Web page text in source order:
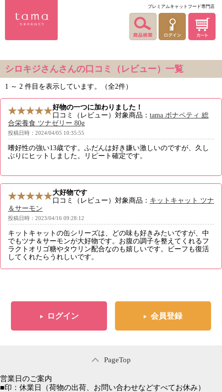
プレミアムキャットフード専門店
シロキジさんさんの口コミ（レビュー）一覧
1 ～ 2 件目を表示しています。（全2件）
好物の一つに加わりました！
口コミ（レビュー）対象商品： tama ボナペティ 総
合栄養食 ツナゼリー 80g
投稿日時：2024/04/05 10:35:55
嗜好性の強い13歳です。ふだんは好き嫌い激しいのですが、久し
ぶりにヒットしました。リピート確定です。
大好物です
口コミ（レビュー）対象商品： キットキャット ツナ
＆サーモン
投稿日時：2023/04/16 09:28:12
キットキャットの缶シリーズは、どの味も好きみたいですが、中
でもツナ＆サーモンが大好物です。お腹の調子を整えてくれるフ
ラクトオリゴ糖やタウリン配合なのも嬉しいです。ビーフも復活
してくれたらうれしいです。
ログイン 会員登録
PageTop
営業日のご案内
■印：休業日
（荷物の出荷、お問い合わせなどすべてお休み）